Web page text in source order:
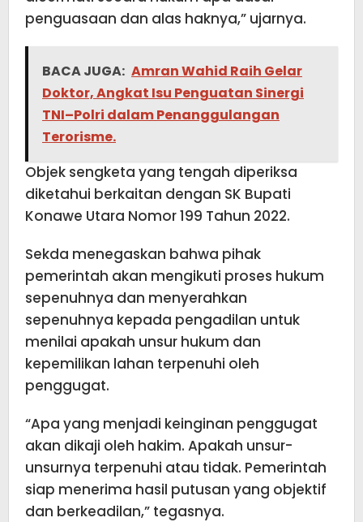
penguasaan dan alas haknya,” ujarnya.
BACA JUGA: Amran Wahid Raih Gelar
Doktor, Angkat Isu Penguatan Sinergi
TNI–Polri dalam Penanggulangan
Terorisme.
Objek sengketa yang tengah diperiksa
diketahui berkaitan dengan SK Bupati
Konawe Utara Nomor 199 Tahun 2022.
Sekda menegaskan bahwa pihak
pemerintah akan mengikuti proses hukum
sepenuhnya dan menyerahkan
sepenuhnya kepada pengadilan untuk
menilai apakah unsur hukum dan
kepemilikan lahan terpenuhi oleh
penggugat.
“Apa yang menjadi keinginan penggugat
akan dikaji oleh hakim. Apakah unsur-
unsurnya terpenuhi atau tidak. Pemerintah
siap menerima hasil putusan yang objektif
dan berkeadilan,” tegasnya.